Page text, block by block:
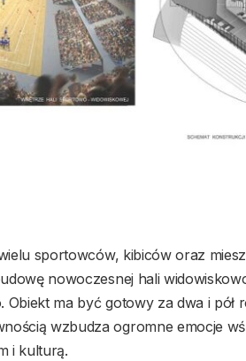
sportowców, kibiców oraz
nowoczesnej hali
Obiekt ma być gotowy za dwa i
wzbudza ogromne emocje
i kulturą.